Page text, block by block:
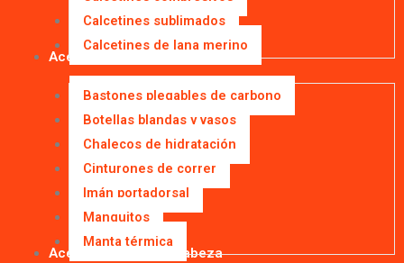
Calcetines sublimados
Calcetines de lana merino
Accesorios
Bastones plegables de carbono
Botellas blandas y vasos
Chalecos de hidratación
Cinturones de correr
Imán portadorsal
Manguitos
Manta térmica
Accesorios para la cabeza